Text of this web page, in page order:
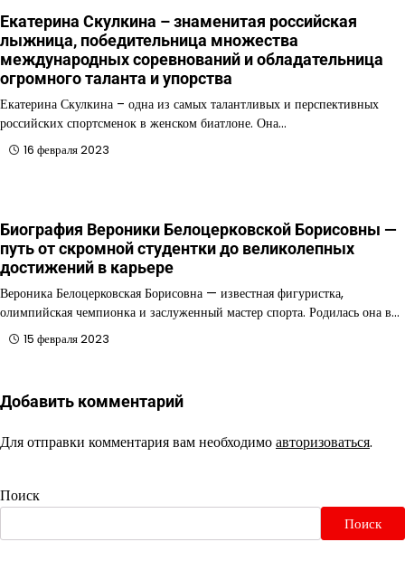
Екатерина Скулкина – знаменитая российская
лыжница, победительница множества
международных соревнований и обладательница
огромного таланта и упорства
Екатерина Скулкина – одна из самых талантливых и перспективных
российских спортсменок в женском биатлоне. Она…
16 февраля 2023
Биография Вероники Белоцерковской Борисовны —
путь от скромной студентки до великолепных
достижений в карьере
Вероника Белоцерковская Борисовна — известная фигуристка,
олимпийская чемпионка и заслуженный мастер спорта. Родилась она в…
15 февраля 2023
Добавить комментарий
Для отправки комментария вам необходимоавторизоваться.
Поиск
Поиск